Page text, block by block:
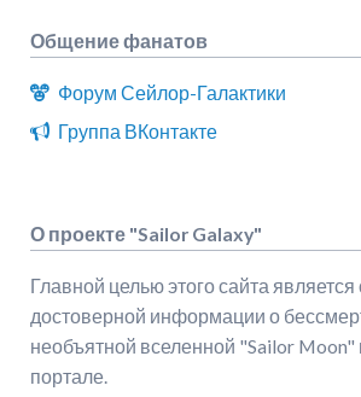
Общение фанатов
Форум Сейлор-Галактики
Группа ВКонтакте
О проекте "Sailor Galaxy"
Главной целью этого сайта является
достоверной информации о
необъятной вселенной "Sailor
портале.